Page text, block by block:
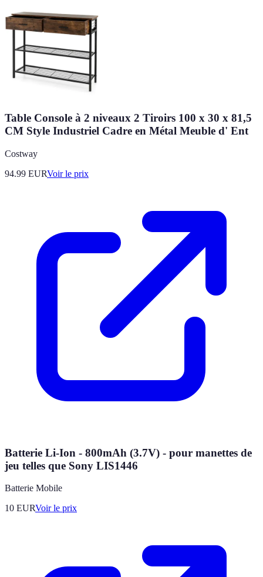
Table Console à 2 niveaux 2 Tiroirs 100 x 30 x 81,5
CM Style Industriel Cadre en Métal Meuble d' Ent
Costway
94.99 EURVoir le prix
Batterie Li-Ion - 800mAh (3.7V) - pour manettes de
jeu telles que Sony LIS1446
Batterie Mobile
10 EURVoir le prix